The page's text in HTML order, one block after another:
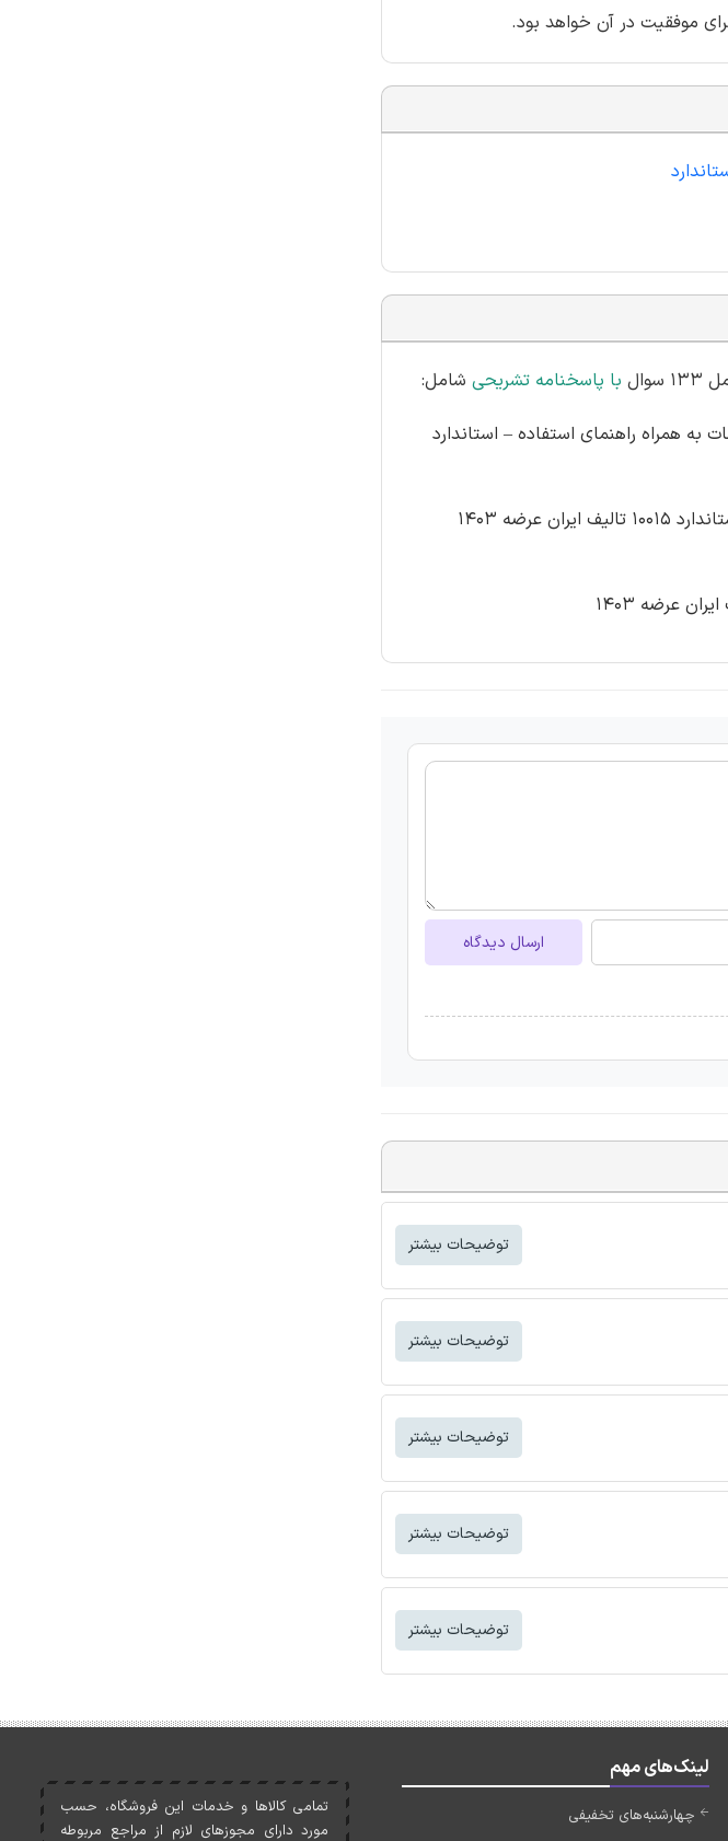
موفقیت در آن خواهد بود.
با پاسخنامه تشریحی شامل:
به همراه راهنمای استفاده – استاندارد
ارسال دیدگاه
توضیحات بیشتر
توضیحات بیشتر
توضیحات بیشتر
توضیحات بیشتر
توضیحات بیشتر
لینک‌های مهم
چهارشنبه‌های تخفیفی
تمامی کالاها و خدمات اين فروشگاه، حسب
مورد دارای مجوزهای لازم از مراجع مربوطه